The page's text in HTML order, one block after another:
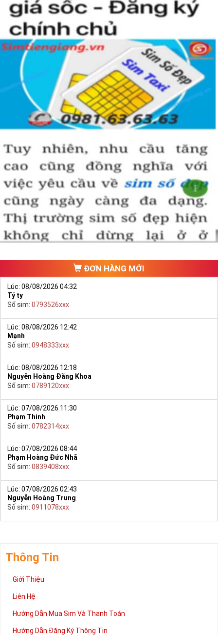
ĐƠN HÀNG MỚI
Lúc: 08/08/2026 04:32
Tý ty
Số sim: 0793526xxx
Lúc: 08/08/2026 12:42
Mạnh
Số sim: 0948333xxx
Lúc: 08/08/2026 12:18
Nguyễn Hoàng Đăng Khoa
Số sim: 0789120xxx
Lúc: 07/08/2026 11:30
Phạm Thinh
Số sim: 0782314xxx
Lúc: 07/08/2026 08:44
Phạm Hoàng Đức Nhã
Số sim: 0839408xxx
Lúc: 07/08/2026 02:43
Nguyễn Hoàng Trung
Số sim: 0911078xxx
Thông Tin
Giới Thiệu
Liên Hệ
Hướng Dẫn Mua Sim Và Thanh Toán
Hướng Dẫn Đăng Ký Thông Tin